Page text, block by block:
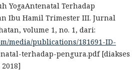
YogaAntenatal Terhadap
Ibu Hamil Trimester III. Jurnal
volume 1, no. 1, dari:
media/publications/181691-ID-
terhadap-pengura.pdf [diakses